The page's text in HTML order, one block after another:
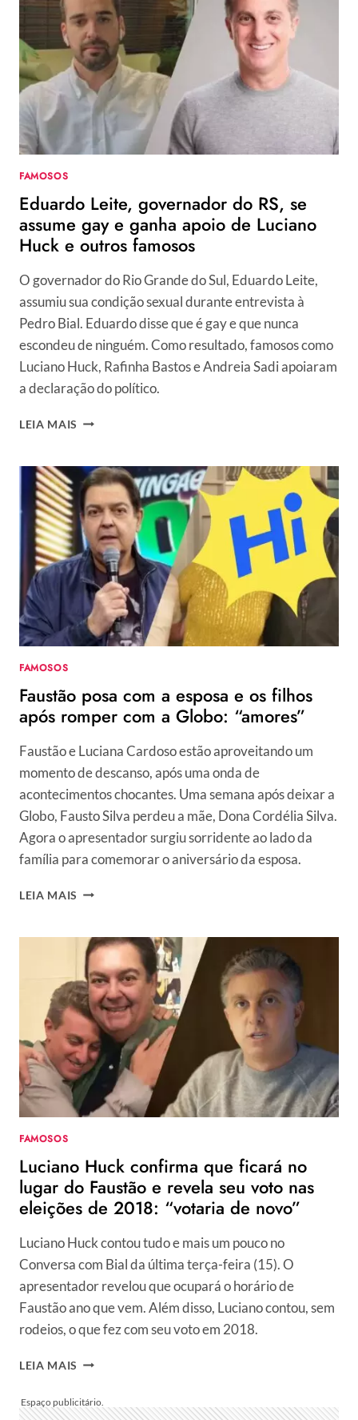
DA
ILHA
RECORD
FAMOSOS
Eduardo Leite, governador do RS, se
assume gay e ganha apoio de Luciano
Huck e outros famosos
O governador do Rio Grande do Sul, Eduardo Leite,
assumiu sua condição sexual durante entrevista à
Pedro Bial. Eduardo disse que é gay e que nunca
escondeu de ninguém. Como resultado, famosos como
Luciano Huck, Rafinha Bastos e Andreia Sadi apoiaram
a declaração do político.
LEIA MAIS EDUARDO
DO
RS,
SE
ASSUME
GAY
E
GANHA
APOIO
DE
LUCIANO
HUCK
FAMOSOS
Faustão posa com a esposa e os filhos
após romper com a Globo: “amores”
Faustão e Luciana Cardoso estão aproveitando um
momento de descanso, após uma onda de
acontecimentos chocantes. Uma semana após deixar a
Globo, Fausto Silva perdeu a mãe, Dona Cordélia Silva.
Agora o apresentador surgiu sorridente ao lado da
família para comemorar o aniversário da esposa.
LEIA MAIS FAUSTÃO
A
ESPOSA
OS
FILHOS
APÓS
ROMPER
COM
A
GLOBO:
“AMORES”
FAMOSOS
Luciano Huck confirma que ficará no
lugar do Faustão e revela seu voto nas
eleições de 2018: “votaria de novo”
Luciano Huck contou tudo e mais um pouco no
Conversa com Bial da última terça-feira (15). O
apresentador revelou que ocupará o horário de
Faustão ano que vem. Além disso, Luciano contou, sem
rodeios, o que fez com seu voto em 2018.
LEIA MAIS LUCIANO
QUE